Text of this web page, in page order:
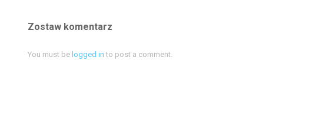
Zostaw komentarz
You must be logged in to post a comment.